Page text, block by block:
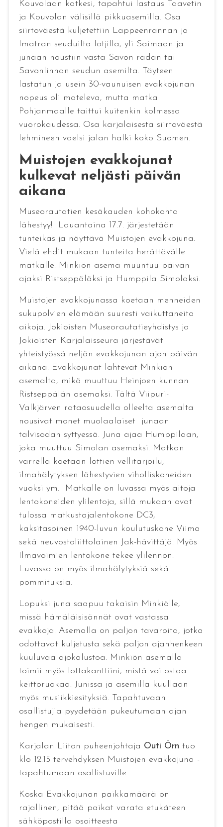
Kouvolaan katkesi, tapahtui lastaus Taavetin
ja Kouvolan välisillä pikkuasemilla. Osa
siirtoväestä kuljetettiin Lappeenrannan ja
Imatran seuduilta lotjilla, yli Saimaan ja
junaan noustiin vasta Savon radan tai
Savonlinnan seudun asemilta. Täyteen
lastatun ja usein 30-vaunuisen evakkojunan
nopeus oli mateleva, mutta matka
Pohjanmaalle taittui kuitenkin kolmessa
vuorokaudessa. Osa karjalaisesta siirtoväestä
lehmineen vaelsi jalan halki koko Suomen.
Muistojen evakkojunat
kulkevat neljästi päivän
aikana
Museorautatien kesäkauden kohokohta
lähestyy! Lauantaina 17.7. järjestetään
tunteikas ja näyttävä Muistojen evakkojuna.
Vielä ehdit mukaan tunteita herättävälle
matkalle. Minkiön asema muuntuu päivän
ajaksi Ristseppäläksi ja Humppila Simolaksi.
Muistojen evakkojunassa koetaan menneiden
sukupolvien elämään suuresti vaikuttaneita
aikoja. Jokioisten Museorautatieyhdistys ja
Jokioisten Karjalaisseura järjestävät
yhteistyössä neljän evakkojunan ajon päivän
aikana. Evakkojunat lähtevät Minkiön
asemalta, mikä muuttuu Heinjoen kunnan
Ristseppälän asemaksi. Tältä Viipuri-
Valkjärven rataosuudella olleelta asemalta
nousivat monet muolaalaiset junaan
talvisodan syttyessä. Juna ajaa Humppilaan,
joka muuttuu Simolan asemaksi. Matkan
varrella koetaan lottien vellitarjoilu,
ilmahälytyksen lähestyvien viholliskoneiden
vuoksi ym. Matkalle on luvassa myös aitoja
lentokoneiden ylilentoja, sillä mukaan ovat
tulossa matkustajalentokone DC3,
kaksitasoinen 1940-luvun koulutuskone Viima
sekä neuvostoliittolainen Jak-hävittäjä. Myös
Ilmavoimien lentokone tekee ylilennon.
Luvassa on myös ilmahälytyksiä sekä
pommituksia.
Lopuksi juna saapuu takaisin Minkiölle,
missä hämäläisisännät ovat vastassa
evakkoja. Asemalla on paljon tavaroita, jotka
odottavat kuljetusta sekä paljon ajanhenkeen
kuuluvaa ajokalustoa. Minkiön asemalla
toimii myös lottakanttiini, mistä voi ostaa
keittoruokaa. Junissa ja asemilla kuullaan
myös musiikkiesityksiä. Tapahtuvaan
osallistujia pyydetään pukeutumaan ajan
hengen mukaisesti.
Karjalan Liiton puheenjohtaja Outi Örn tuo
klo 12.15 tervehdyksen Muistojen evakkojuna -
tapahtumaan osallistuville.
Koska Evakkojunan paikkamäärä on
rajallinen, pitää paikat varata etukäteen
sähköpostilla osoitteesta